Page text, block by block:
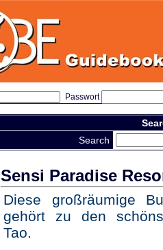
Passwort
Search
Sensi Paradise
Diese großräumige
gehört zu den
Tao.